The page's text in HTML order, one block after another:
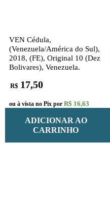
VEN Cédula,
(Venezuela/América do Sul),
2018, (FE), Original 10 (Dez
Bolivares), Venezuela.
R$ 17,50
ou à vista no Pix por R$ 16,63
ADICIONAR AO
CARRINHO